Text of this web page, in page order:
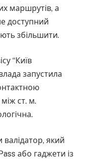
маршрутів, а
доступний
збільшити.
“Київ
запустила
ст. м.
який
або гаджети із